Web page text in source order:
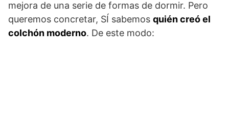
mejora de una serie de formas de dormir. Pero
queremos concretar, SÍ sabemos quién creó el
colchón moderno. De este modo: